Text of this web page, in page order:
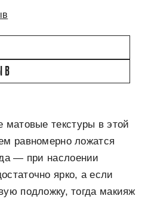
матовые текстуры в этой
равномерно ложатся
— при наслоении
ярко, а если
подложку, тогда макияж